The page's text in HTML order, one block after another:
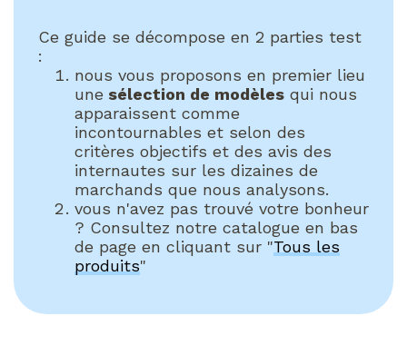
Ce guide se décompose en 2 parties test
:
nous vous proposons en premier lieu
une sélection de modèles qui nous
apparaissent comme
incontournables et selon des
critères objectifs et des avis des
internautes sur les dizaines de
marchands que nous analysons.
vous n'avez pas trouvé votre bonheur
? Consultez notre catalogue en bas
de page en cliquant sur "Tous les
produits"